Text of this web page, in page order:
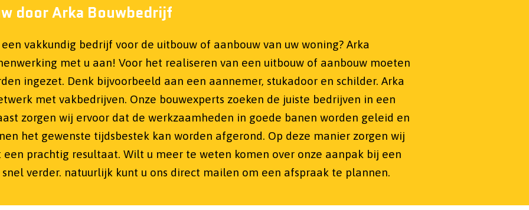
door Arka Bouwbedrijf
vakkundig bedrijf voor de uitbouw of aanbouw van uw woning? Arka
met u aan! Voor het realiseren van een uitbouw of aanbouw moeten
ingezet. Denk bijvoorbeeld aan een aannemer, stukadoor en schilder. Arka
met vakbedrijven. Onze bouwexperts zoeken de juiste bedrijven in een
zorgen wij ervoor dat de werkzaamheden in goede banen worden geleid en
het gewenste tijdsbestek kan worden afgerond. Op deze manier zorgen wij
een prachtig resultaat. Wilt u meer te weten komen over onze aanpak bij een
snel verder. natuurlijk kunt u ons direct mailen om een afspraak te plannen.